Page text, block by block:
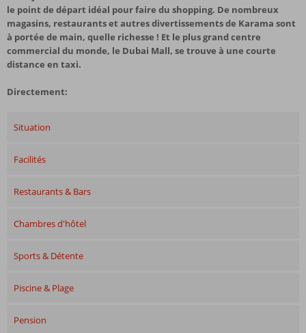
le point de départ idéal pour faire du shopping. De nombreux
magasins, restaurants et autres divertissements de Karama sont
à portée de main, quelle richesse ! Et le plus grand centre
commercial du monde, le Dubai Mall, se trouve à une courte
distance en taxi.
Directement:
Situation
Facilités
Restaurants & Bars
Chambres d'hôtel
Sports & Détente
Piscine & Plage
Pension